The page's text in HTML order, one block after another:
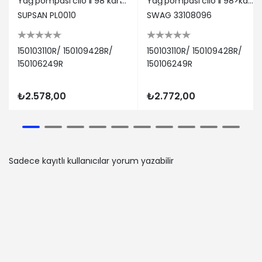
05-01 / 2011-01-01
(EG_) | E-Tech Electric (EGJA)
(Elektronik) - 90 Kw 122 Ps | 2023-05-
(Dizel) - 48 Kw 65 Ps | 2008-04-01 /
1.6 (Benzin) - 83 Kw 113 Ps | 2003-09-
SUPSAN PL0010
150103110R/ 150109428R/
150106249R
₺2.578,00
SWAG 33108096
150103110R/ 150109428R/
150106249R
₺2.772,00
Sadece kayıtlı kullanıcılar yorum yazabilir